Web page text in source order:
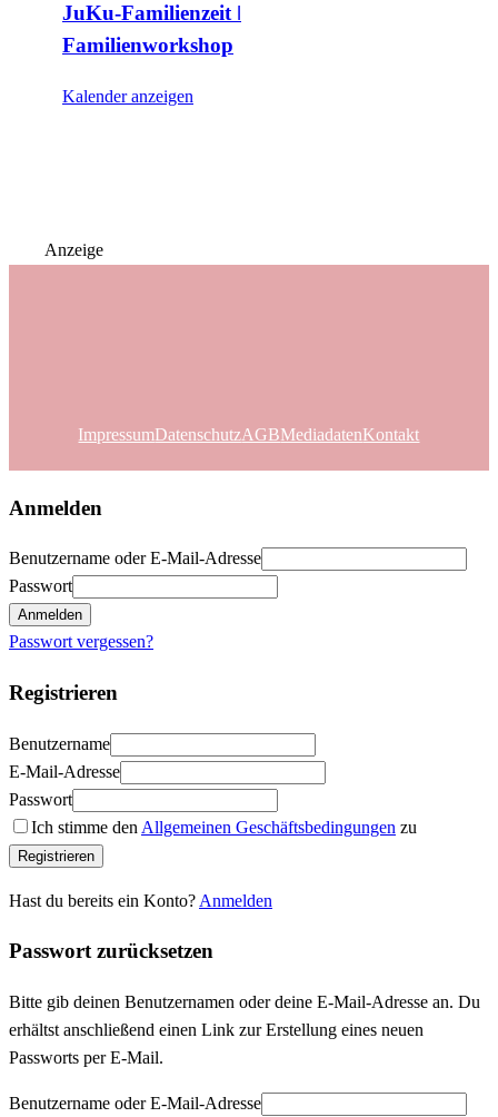
JuKu-Familienzeit ǀ
Familienworkshop
Kalender anzeigen
Anzeige
ImpressumDatenschutzAGBMediadatenKontakt
Anmelden
Benutzername oder E-Mail-Adresse
Passwort
Anmelden
Passwort vergessen?
Registrieren
Benutzername
E-Mail-Adresse
Passwort
Ich stimme den Allgemeinen Geschäftsbedingungen zu
Registrieren
Hast du bereits ein Konto? Anmelden
Passwort zurücksetzen
Bitte gib deinen Benutzernamen oder deine E-Mail-Adresse an. Du
erhältst anschließend einen Link zur Erstellung eines neuen
Passworts per E-Mail.
Benutzername oder E-Mail-Adresse